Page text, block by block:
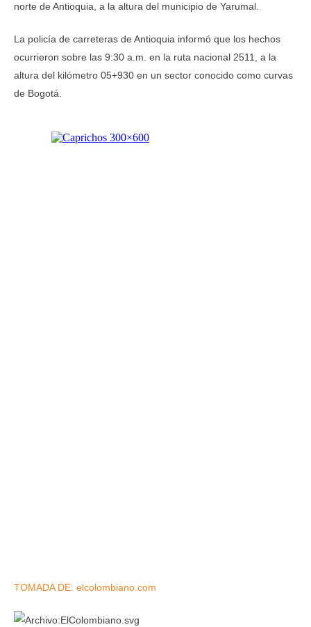
norte de Antioquia, a la altura del municipio de Yarumal.
La policía de carreteras de Antioquia informó que los hechos
ocurrieron sobre las 9:30 a.m. en la ruta nacional 2511, a la
altura del kilómetro 05+930 en un sector conocido como curvas
de Bogotá.
TOMADA DE: elcolombiano.com